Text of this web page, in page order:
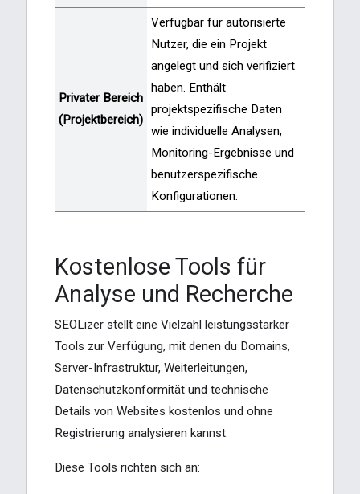
Privater Bereich
(Projektbereich)
Verfügbar für autorisierte
Nutzer, die ein Projekt
angelegt und sich verifiziert
haben. Enthält
projektspezifische Daten
wie individuelle Analysen,
Monitoring-Ergebnisse und
benutzerspezifische
Konfigurationen.
Kostenlose Tools für
Analyse und Recherche
SEOLizer stellt eine Vielzahl leistungsstarker
Tools zur Verfügung, mit denen du Domains,
Server-Infrastruktur, Weiterleitungen,
Datenschutzkonformität und technische
Details von Websites kostenlos und ohne
Registrierung analysieren kannst.
Diese Tools richten sich an: